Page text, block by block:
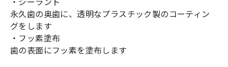
永久歯の奥歯に、透明なプラスチック製のコーティン
グをします
・フッ素塗布
歯の表面にフッ素を塗布します